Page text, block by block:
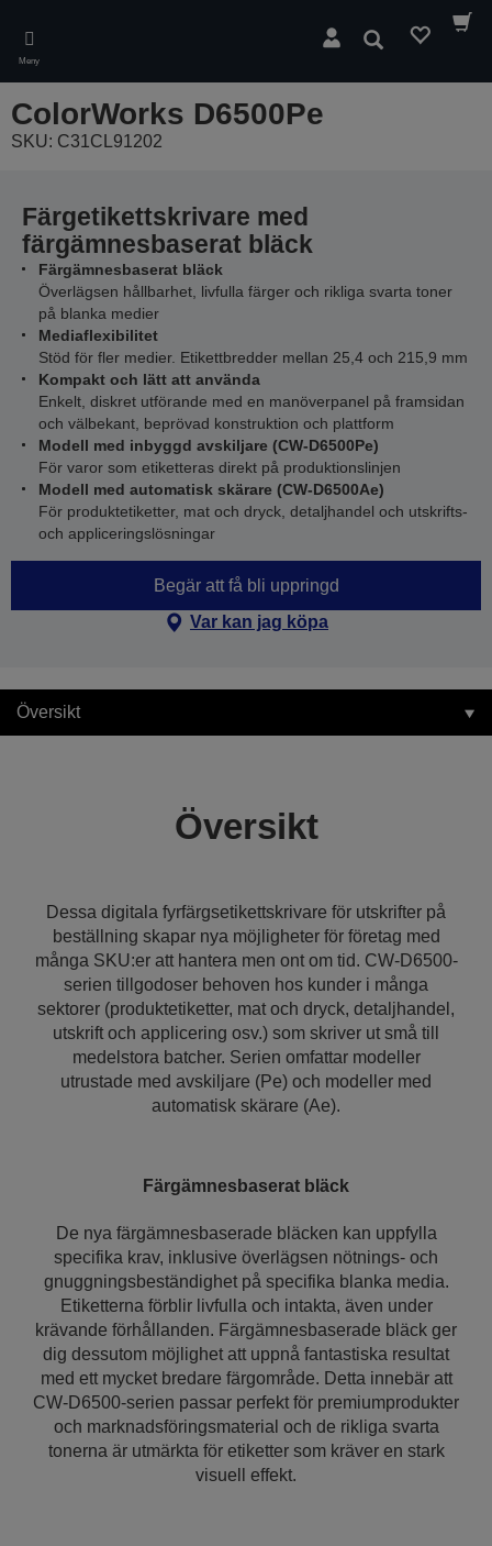
main
content
Meny
Sök
ColorWorks D6500Pe
SKU: C31CL91202
Färgetikettskrivare med
färgämnesbaserat bläck
Färgämnesbaserat bläck
Överlägsen hållbarhet, livfulla färger och rikliga svarta toner
på blanka medier
Mediaflexibilitet
Stöd för fler medier. Etikettbredder mellan 25,4 och 215,9 mm
Kompakt och lätt att använda
Enkelt, diskret utförande med en manöverpanel på framsidan
och välbekant, beprövad konstruktion och plattform
Modell med inbyggd avskiljare (CW-D6500Pe)
För varor som etiketteras direkt på produktionslinjen
Modell med automatisk skärare (CW-D6500Ae)
För produktetiketter, mat och dryck, detaljhandel och utskrifts-
och appliceringslösningar
Begär att få bli uppringd
Var kan jag köpa
Översikt
Översikt
Dessa digitala fyrfärgsetikettskrivare för utskrifter på
beställning skapar nya möjligheter för företag med
många SKU:er att hantera men ont om tid. CW-D6500-
serien tillgodoser behoven hos kunder i många
sektorer (produktetiketter, mat och dryck, detaljhandel,
utskrift och applicering osv.) som skriver ut små till
medelstora batcher. Serien omfattar modeller
utrustade med avskiljare (Pe) och modeller med
automatisk skärare (Ae).
Färgämnesbaserat bläck
De nya färgämnesbaserade bläcken kan uppfylla
specifika krav, inklusive överlägsen nötnings- och
gnuggningsbeständighet på specifika blanka media.
Etiketterna förblir livfulla och intakta, även under
krävande förhållanden. Färgämnesbaserade bläck ger
dig dessutom möjlighet att uppnå fantastiska resultat
med ett mycket bredare färgområde. Detta innebär att
CW-D6500-serien passar perfekt för premiumprodukter
och marknadsföringsmaterial och de rikliga svarta
tonerna är utmärkta för etiketter som kräver en stark
visuell effekt.